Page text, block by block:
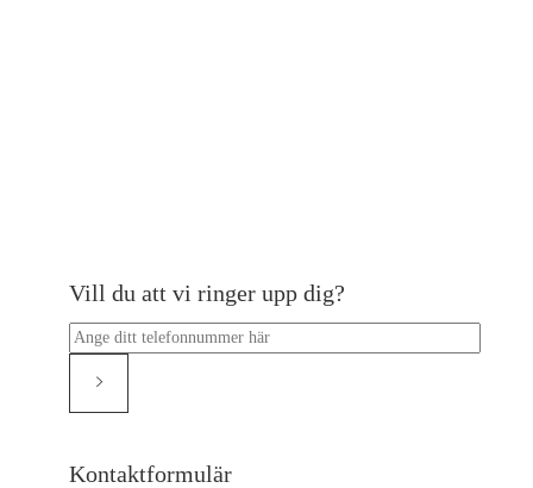
Vill du att vi ringer upp dig?
Kontaktformulär